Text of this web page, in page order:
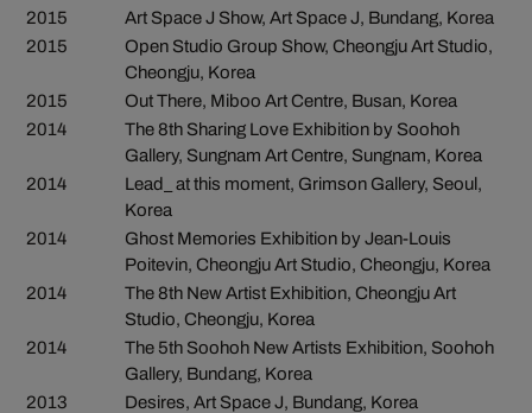
2015
Art Space J Show, Art Space J, Bundang, Korea
2015
Open Studio Group Show, Cheongju Art Studio,
Cheongju, Korea
2015
Out There, Miboo Art Centre, Busan, Korea
2014
The 8th Sharing Love Exhibition by Soohoh
Gallery, Sungnam Art Centre, Sungnam, Korea
2014
Lead_ at this moment, Grimson Gallery, Seoul,
Korea
2014
Ghost Memories Exhibition by Jean-Louis
Poitevin, Cheongju Art Studio, Cheongju, Korea
2014
The 8th New Artist Exhibition, Cheongju Art
Studio, Cheongju, Korea
2014
The 5th Soohoh New Artists Exhibition, Soohoh
Gallery, Bundang, Korea
2013
Desires, Art Space J, Bundang, Korea